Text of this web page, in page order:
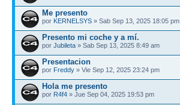
Me presento
por KERNELSYS » Sab Sep 13, 2025 18:05 pm
Presento mi coche y a mí.
por Jubileta » Sab Sep 13, 2025 8:49 am
Presentacion
por Freddy » Vie Sep 12, 2025 23:24 pm
Hola me presento
por R4f4 » Jue Sep 04, 2025 19:53 pm